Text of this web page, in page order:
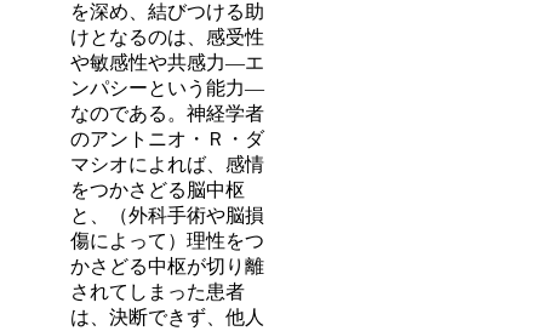
を深め、結びつける助
けとなるのは、感受性
や敏感性や共感力―エ
ンパシーという能力―
なのである。神経学者
のアントニオ・Ｒ・ダ
マシオによれば、感情
をつかさどる脳中枢
と、（外科手術や脳損
傷によって）理性をつ
かさどる中枢が切り離
されてしまった患者
は、決断できず、他人